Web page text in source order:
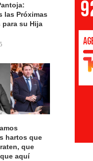
las Próximas
para su Hija
hartos que
que
aquí